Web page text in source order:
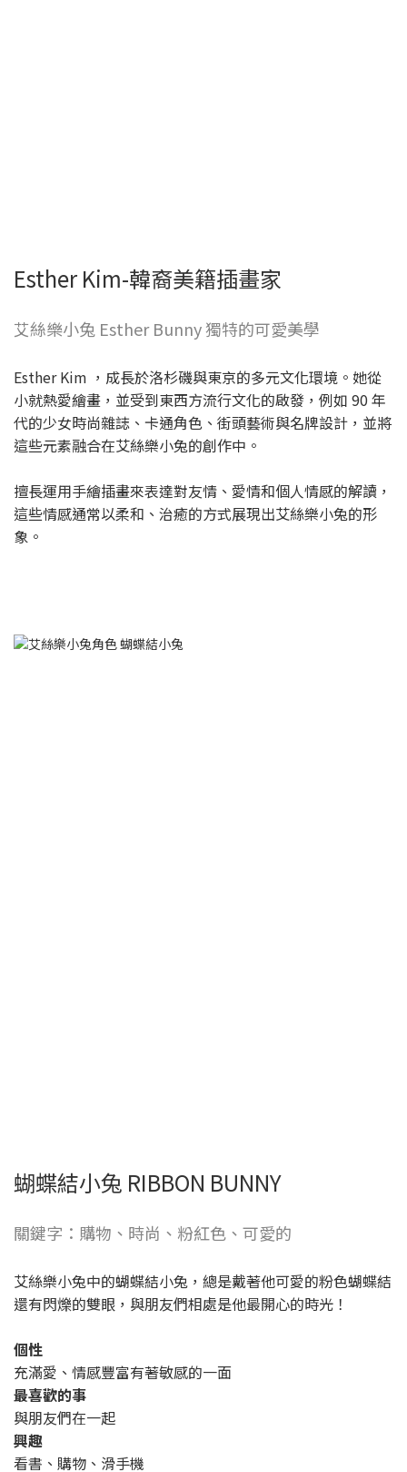
Esther Kim-韓裔美籍插畫家
艾絲樂小兔 Esther Bunny 獨特的可愛美學
Esther Kim ，成長於洛杉磯與東京的多元文化環境。她從
小就熱愛繪畫，並受到東西方流行文化的啟發，例如 90 年
代的少女時尚雜誌、卡通角色、街頭藝術與名牌設計，並將
這些元素融合在艾絲樂小兔的創作中。
擅長運用手繪插畫來表達對友情、愛情和個人情感的解讀，
這些情感通常以柔和、治癒的方式展現出艾絲樂小兔的形
象。
蝴蝶結小兔 RIBBON BUNNY
關鍵字：購物、時尚、粉紅色、可愛的
艾絲樂小兔中的蝴蝶結小兔，總是戴著他可愛的粉色蝴蝶結
還有閃爍的雙眼，與朋友們相處是他最開心的時光！
個性
充滿愛、情感豐富有著敏感的一面
最喜歡的事
與朋友們在一起
興趣
看書、購物、滑手機